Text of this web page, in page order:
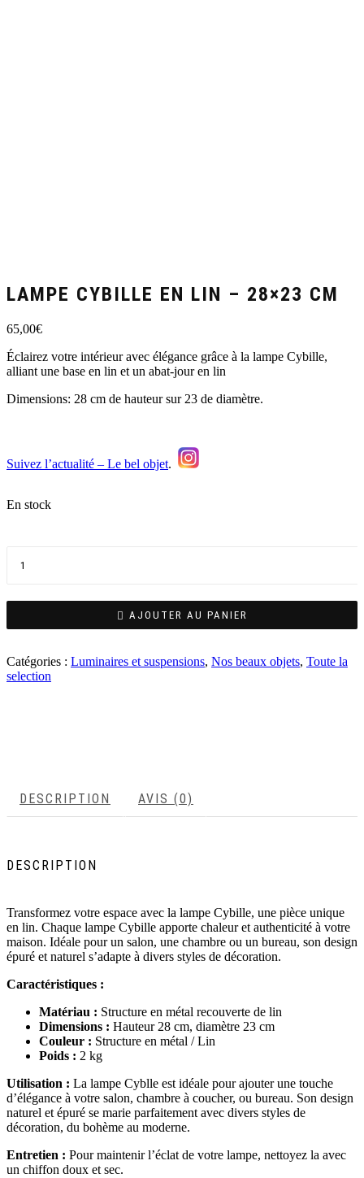
LAMPE CYBILLE EN LIN – 28×23 CM
65,00€
Éclairez votre intérieur avec élégance grâce à la lampe Cybille,
alliant une base en lin et un abat-jour en lin
Dimensions: 28 cm de hauteur sur 23 de diamètre.
Suivez l’actualité – Le bel objet.
En stock
AJOUTER AU PANIER
Catégories : Luminaires et suspensions, Nos beaux objets, Toute la
selection
DESCRIPTION AVIS (0)
DESCRIPTION
Transformez votre espace avec la lampe Cybille, une pièce unique
en lin. Chaque lampe Cybille apporte chaleur et authenticité à votre
maison. Idéale pour un salon, une chambre ou un bureau, son design
épuré et naturel s’adapte à divers styles de décoration.
Caractéristiques :
Matériau : Structure en métal recouverte de lin
Dimensions : Hauteur 28 cm, diamètre 23 cm
Couleur : Structure en métal / Lin
Poids : 2 kg
Utilisation : La lampe Cyblle est idéale pour ajouter une touche
d’élégance à votre salon, chambre à coucher, ou bureau. Son design
naturel et épuré se marie parfaitement avec divers styles de
décoration, du bohème au moderne.
Entretien : Pour maintenir l’éclat de votre lampe, nettoyez la avec
un chiffon doux et sec.